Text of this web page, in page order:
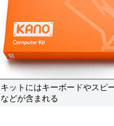
キットにはキーボードやスピ
などが含まれる